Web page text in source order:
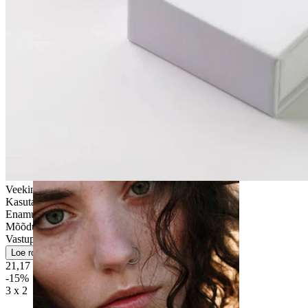
Veekindel
Kasutajasõbralik
Enamus nahatüüpidele
Mõõdukas kasutus
Vastupidav
Loe rohkem
21,17 €24,90 €
-15%
3 x 2